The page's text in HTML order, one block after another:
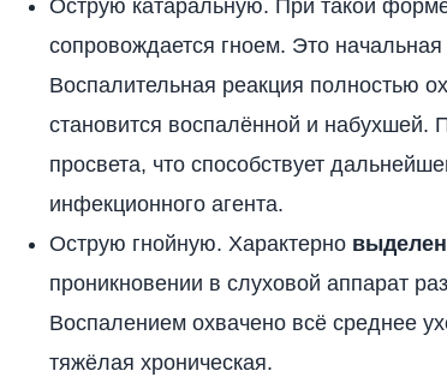
Острую катаральную. При такой
сопровождается гноем. Это
Воспалительная реакция полностью
становится воспалённой и набухшей.
просвета, что способствует
инфекционного агента.
Острую гнойную. Характерно
проникновении в слуховой аппарат
Воспалением охвачено всё среднее
тяжёлая хроническая.